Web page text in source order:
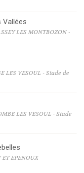
Vallées
LES MONTBOZON -
LES VESOUL - Stade de
LES VESOUL - Stade
ET EPENOUX